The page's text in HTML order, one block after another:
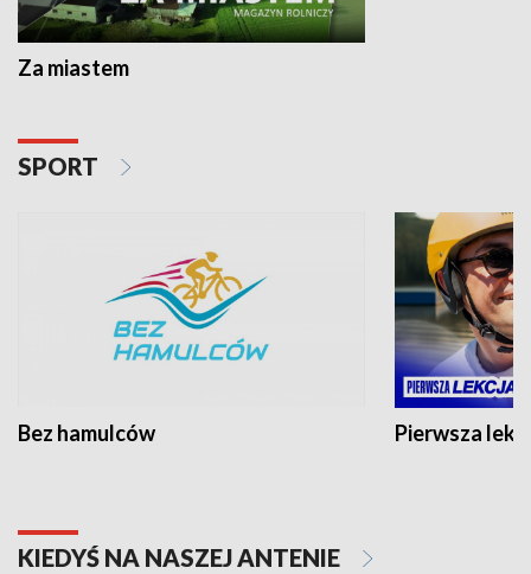
Za miastem
SPORT
Bez hamulców Pierwsza
KIEDYŚ NA NASZEJ ANTENIE